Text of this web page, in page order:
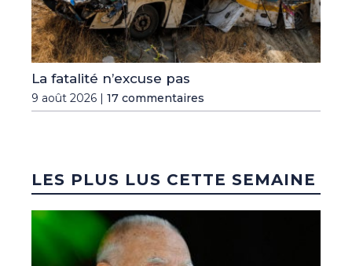
La fatalité n’excuse pas
9 août 2026 | 17 commentaires
LES PLUS LUS CETTE SEMAINE